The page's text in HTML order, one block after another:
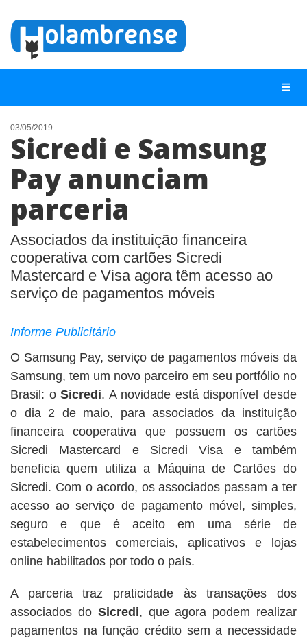
NOTÍCIAS
LISTA DIGITAL
CONTATO
03/05/2019
Sicredi e Samsung
Pay anunciam
parceria
Associados da instituição financeira
cooperativa com cartões Sicredi
Mastercard e Visa agora têm acesso ao
serviço de pagamentos móveis
Informe Publicitário
O Samsung Pay, serviço de pagamentos móveis da
Samsung, tem um novo parceiro em seu portfólio no
Brasil: oSicredi. A novidade está disponível desde
o dia 2 de maio, para associados da instituição
financeira cooperativa que possuem os cartões
Sicredi Mastercard e Sicredi Visa e também
beneficia quem utiliza a Máquina de Cartões do
Sicredi. Com o acordo, os associados passam a ter
acesso ao serviço de pagamento móvel, simples,
seguro e que é aceito em uma série de
estabelecimentos comerciais, aplicativos e lojas
online habilitados por todo o país.
A parceria traz praticidade às transações dos
associados do Sicredi, que agora podem realizar
pagamentos na função crédito sem a necessidade